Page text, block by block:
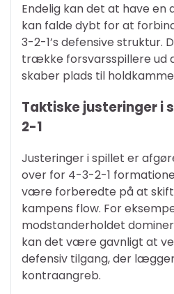
Endelig kan det at have en
kan falde dybt for at
3-2-1’s defensive struktur.
trække forsvarsspillere ud
skaber plads til
Taktiske justeringer i
2-1
Justeringer i spillet er
over for 4-3-2-1
være forberedte på at
kampens flow. For
modstanderholdet
kan det være gavnligt at
defensiv tilgang, der
kontraangreb.